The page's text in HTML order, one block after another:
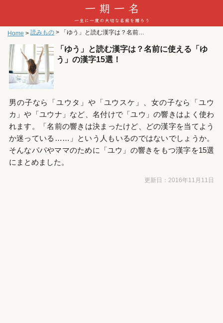
Home > 読みもの > 「ゆう」と読む漢字は？名前に使える「ゆう」の漢字15選！
「ゆう」と読む漢字は？名前に使える「ゆ
う」の漢字15選！
男の子なら「ユウタ」や「ユウスケ」、女の子なら「ユウ
カ」や「ユウナ」など、名付けで「ユウ」の響きはよく使わ
れます。「名前の響きは決まったけど、どの漢字を当てよう
か迷っている……」という人もいるのではないでしょうか。
そんなパパやママのために「ユウ」の響きをもつ漢字を15選
にまとめました。
更新日： 2016年11月11日